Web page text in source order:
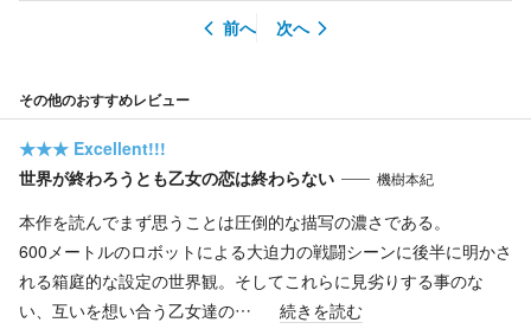
前へ 次へ
その他のおすすめレビュー
★★★ Excellent!!!
世界が終わろうとも乙女の恋は終わらない
機樹本紀
本作を読んでまず思うことは圧倒的な描写の濃さである。
600メートルのロボットによる大迫力の戦闘シーンに後半に明かさ
れる箱庭的な設定の世界観。そしてこれらに見劣りする事のな
い、互いを想い合う乙女達の…
続きを読む